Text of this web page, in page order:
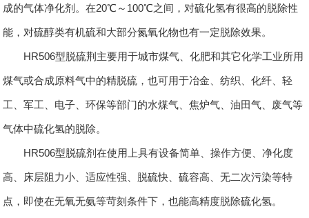
成的气体净化剂。在20℃～100℃之间，对硫化氢有很高的脱除性
能，对硫醇类有机硫和大部分氮氧化物也有一定脱除效果。
HR506型脱硫荆主要用于城市煤气、化肥和其它化学工业所用
煤气或合成原料气中的精脱硫，也可用于冶金、纺织、化纤、轻
工、军工、电子、环保等部门的水煤气、焦炉气、油田气、废气等
气体中硫化氢的脱除。
HR506型脱硫剂在使用上具有设备简单、操作方便、净化度
高、床层阻力小、适应性强、脱硫快、硫容高、无二次污染等特
点，即使在无氧无氨等苛刻条件下，也能高精度脱除硫化氢。